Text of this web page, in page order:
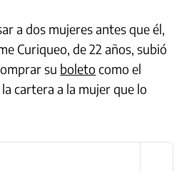
a dos mujeres antes que él,
Curiqueo, de 22 años, subió
su boletocomo el
cartera a la mujer que lo